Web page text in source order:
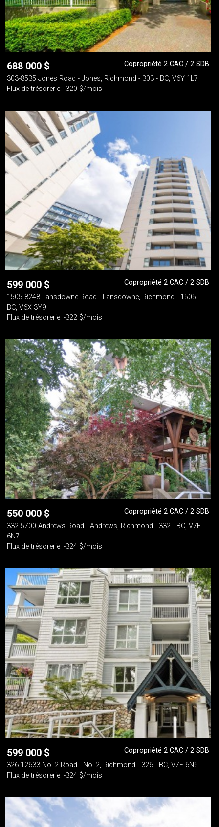
688 000 $
Copropriété 2 CAC / 2 SDB
303-8535 Jones Road - Jones, Richmond - 303 - BC, V6Y 1L7
Flux de trésorerie: -320 $/mois
599 000 $
Copropriété 2 CAC / 2 SDB
1505-8248 Lansdowne Road - Lansdowne, Richmond - 1505 -
BC, V6X 3Y9
Flux de trésorerie: -322 $/mois
550 000 $
Copropriété 2 CAC / 2 SDB
332-5700 Andrews Road - Andrews, Richmond - 332 - BC, V7E
6N7
Flux de trésorerie: -324 $/mois
599 000 $
Copropriété 2 CAC / 2 SDB
326-12633 No. 2 Road - No. 2, Richmond - 326 - BC, V7E 6N5
Flux de trésorerie: -324 $/mois